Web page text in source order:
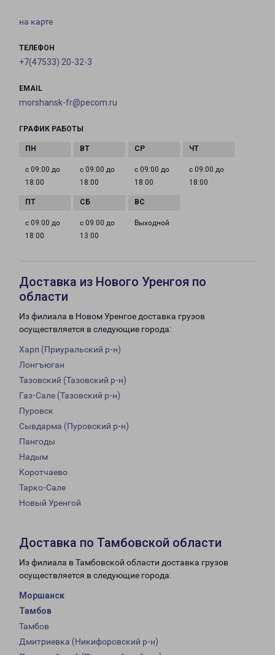
на карте
ТЕЛЕФОН
+7(47533) 20-32-3
EMAIL
morshansk-fr@pecom.ru
ГРАФИК РАБОТЫ
с 09:00 до
18:00
с 09:00 до
18:00
с 09:00 до
18:00
с 09:00 до
18:00
с 09:00 до
18:00
с 09:00 до
13:00
Выходной
Доставка из Нового Уренгоя по
области
Из филиала в Новом Уренгое доставка грузов
осуществляется в следующие города:
Харп (Приуральский р-н)
Лонгъюган
Тазовский (Тазовский р-н)
Газ-Сале (Тазовский р-н)
Пуровск
Сывдарма (Пуровский р-н)
Пангоды
Надым
Коротчаево
Тарко-Сале
Новый Уренгой
Доставка по Тамбовской области
Из филиала в Тамбовской области доставка грузов
осуществляется в следующие города:
Моршанск
Тамбов
Тамбов
Дмитриевка (Никифоровский р-н)